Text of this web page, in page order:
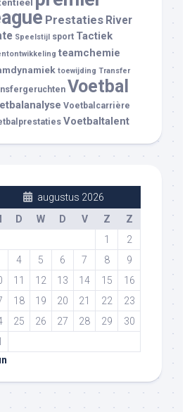
Prestaties River
Speelstijl sport Tactiek
teamchemie
toewijding Transfer
Voetbal
Voetbalcarrière
Voetbaltalent
augustus 2026
D W D V Z
Z
1
2
4 5 6 7 8
9
11 12 13 14 15
16
18 19 20 21 22
23
25 26 27 28 29
30